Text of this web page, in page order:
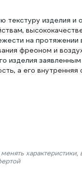
текстуру изделия и
на протяжении
фреоном и
изделия
а его